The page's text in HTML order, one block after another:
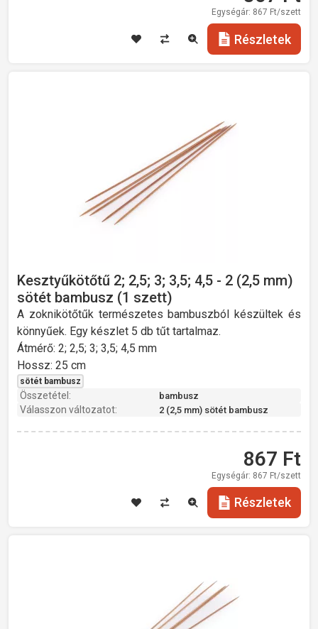
Egységár: 867 Ft/szett
Részletek
Kesztyűkötőtű 2; 2,5; 3; 3,5; 4,5 - 2 (2,5 mm)
sötét bambusz (1 szett)
A zoknikötőtűk természetes bambuszból készültek és
könnyűek. Egy készlet 5 db tűt tartalmaz.
Átmérő: 2; 2,5; 3; 3,5; 4,5 mm
Hossz: 25 cm
sötét bambusz
Összetétel: bambusz
Válasszon változatot: 2 (2,5 mm) sötét bambusz
867 Ft
Egységár: 867 Ft/szett
Részletek